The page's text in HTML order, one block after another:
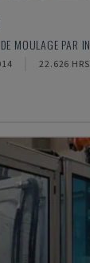
MOULAGE PAR
22.626 HRS